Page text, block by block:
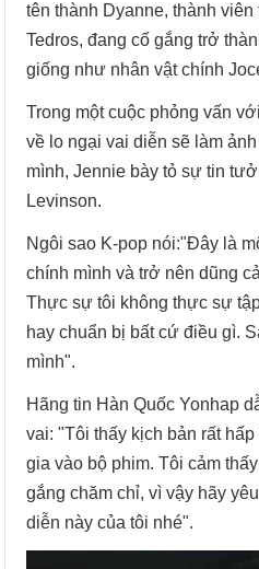
tên thành Dyanne, thành
Tedros, đang cố gắng trở
giống như nhân vật chính
Trong một cuộc phỏng vấn
về lo ngại vai diễn sẽ làm
mình, Jennie bày tỏ sự tin
Levinson.
Ngôi sao K-pop nói:"Đây là
chính mình và trở nên dũng
Thực sự tôi không thực sự
hay chuẩn bị bất cứ điều gì.
mình".
Hãng tin Hàn Quốc Yonhap
vai: "Tôi thấy kịch bản rất
gia vào bộ phim. Tôi cảm
gắng chăm chỉ, vì vậy hãy
diễn này của tôi nhé".